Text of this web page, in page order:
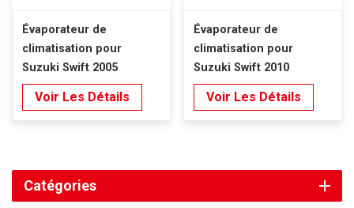
Évaporateur de
climatisation pour
Suzuki Swift 2005
Voir Les Détails
Évaporateur de
climatisation pour
Suzuki Swift 2010
Voir Les Détails
Catégories